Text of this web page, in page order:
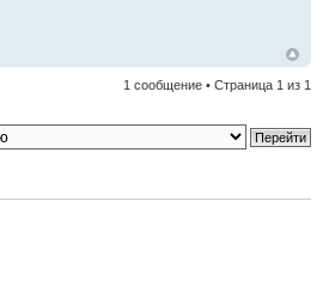
1 сообщение • Страница 1 из 1